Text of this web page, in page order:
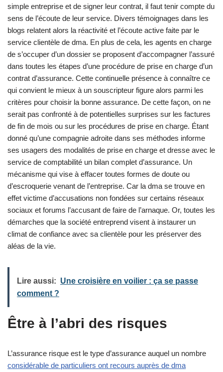
simple entreprise et de signer leur contrat, il faut tenir compte du
sens de l’écoute de leur service. Divers témoignages dans les
blogs relatent alors la réactivité et l’écoute active faite par le
service clientèle de dma. En plus de cela, les agents en charge
de s’occuper d’un dossier se proposent d’accompagner l’assuré
dans toutes les étapes d’une procédure de prise en charge d’un
contrat d’assurance. Cette continuelle présence à connaître ce
qui convient le mieux à un souscripteur figure alors parmi les
critères pour choisir la bonne assurance. De cette façon, on ne
serait pas confronté à de potentielles surprises sur les factures
de fin de mois ou sur les procédures de prise en charge. Étant
donné qu’une compagnie adroite dans ses méthodes informe
ses usagers des modalités de prise en charge et dresse avec le
service de comptabilité un bilan complet d’assurance. Un
mécanisme qui vise à effacer toutes formes de doute ou
d’escroquerie venant de l’entreprise. Car la dma se trouve en
effet victime d’accusations non fondées sur certains réseaux
sociaux et forums l’accusant de faire de l’arnaque. Or, toutes les
démarches que la société entreprend visent à instaurer un
climat de confiance avec sa clientèle pour les préserver des
aléas de la vie.
Lire aussi: Une croisière en voilier : ça se passe
comment ?
Être à l’abri des risques
L’assurance risque est le type d’assurance auquel un nombre
considérable de particuliers ont recours auprès de dma